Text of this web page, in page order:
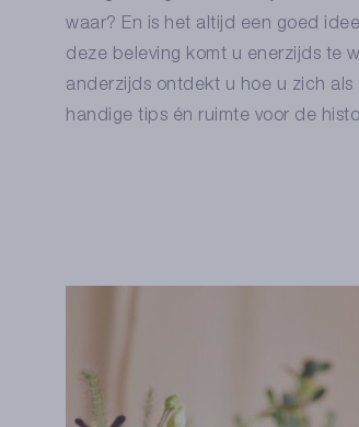
waar? En is het altijd een goed
deze beleving komt u enerzijds te
anderzijds ontdekt u hoe u zich
handige tips én ruimte voor de